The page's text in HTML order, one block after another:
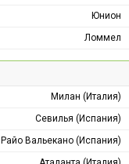
Юнион
Ломмел
Милан (Италия)
Севилья (Испания)
Райо Вальекано (Испания)